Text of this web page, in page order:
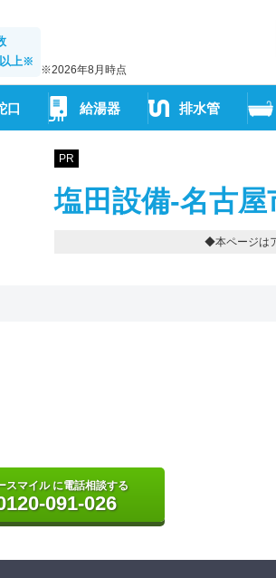
上※
※2026年8月時点
口 給湯器 排水管
PR
塩田設備-名古屋
◆本ページは
スマイル に電話相談する
091-026